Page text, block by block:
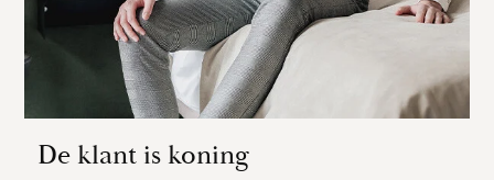
De klant is koning